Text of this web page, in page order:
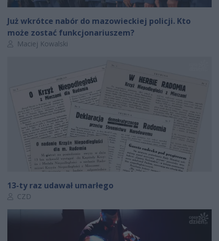
Już wkrótce nabór do mazowieckiej policji. Kto
może zostać funkcjonariuszem?
Autor artykułu:
Maciej Kowalski
13-ty raz udawał umarłego
Autor artykułu:
CZD